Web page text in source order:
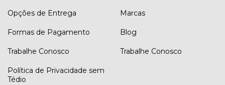
Opções de Entrega
Formas de Pagamento
Trabalhe Conosco
Política de Privacidade sem
Tédio
Marcas
Blog
Trabalhe Conosco